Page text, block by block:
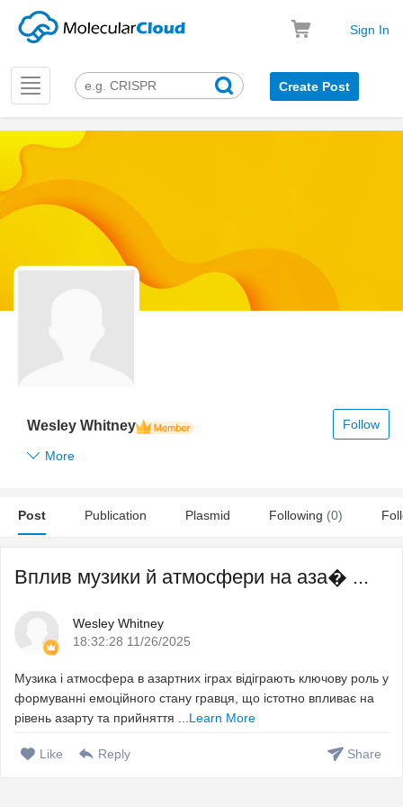
Sign In
Toggle
navigation
Create Post
Follow
Wesley Whitney
More
Post Publication Plasmid Following (0)
Вплив музики й атмосфери на аза� ...
Wesley Whitney
18:32:28 11/26/2025
Музика і атмосфера в азартних іграх відіграють ключову роль у
формуванні емоційного стану гравця, що істотно впливає на
рівень азарту та прийняття ...Learn More
Like Reply Share